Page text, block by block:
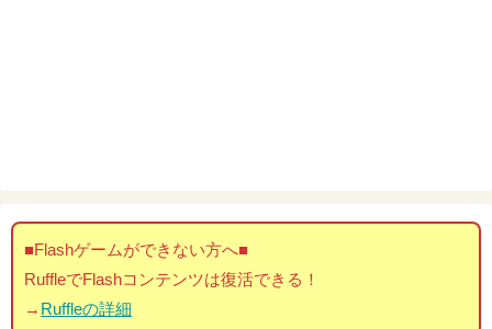
■Flashゲームができない方へ■
RuffleでFlashコンテンツは復活できる！
→ Ruffleの詳細